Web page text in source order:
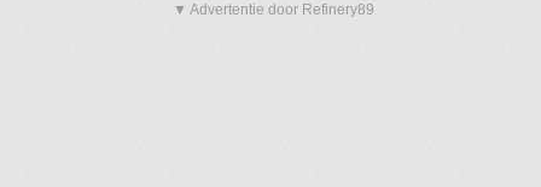
▼ Advertentie door Refinery89